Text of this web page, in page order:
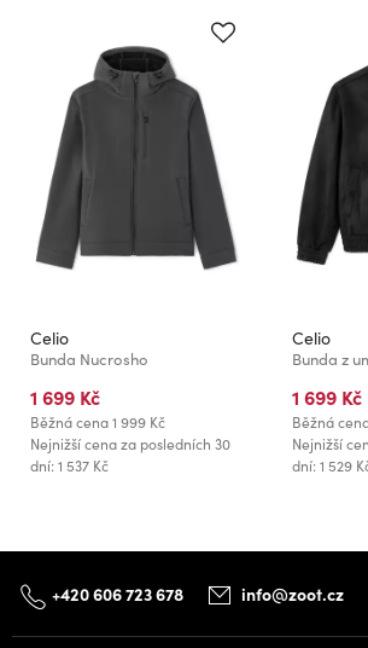
Celio
Bunda Nucrosho
1 699 Kč
Běžná cena1 999 Kč
Nejnižší cena za posledních 30
dní: 1 537 Kč
Celio
1 699 Kč
Běžná
Nejnižší
dní: 1 529
+420 606 723 678 info@zoot.cz